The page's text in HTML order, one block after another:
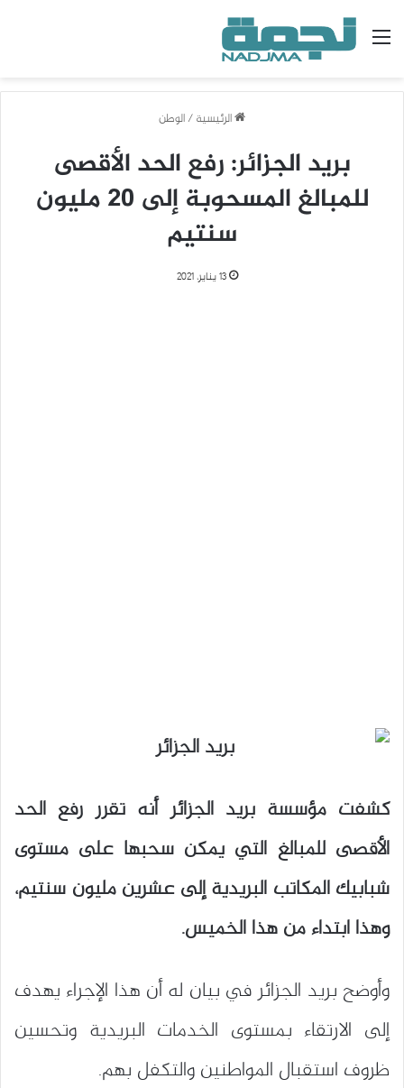
القائمة
الرئيسية/الوطن
بريد الجزائر: رفع الحد الأقصى
للمبالغ المسحوبة إلى 20 مليون
سنتيم
13 يناير، 2021
كشفت مؤسسة بريد الجزائر أنه تقرر رفع الحد
الأقصى للمبالغ التي يمكن سحبها على مستوى
شبابيك المكاتب البريدية إلى عشرين مليون سنتيم،
وهذا ابتداء من هذا الخميس.
وأوضح بريد الجزائر في بيان له أن هذا الإجراء يهدف
إلى الارتقاء بمستوى الخدمات البريدية وتحسين
ظروف استقبال المواطنين والتكفل بهم.